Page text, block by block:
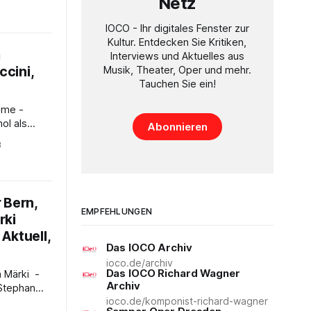
Hänsel
Bern,
IOCO - Ihr digitales Fenster zur
Kultur. Entdecken Sie Kritiken,
Interviews und Aktuelles aus
Musik, Theater, Oper und mehr.
Tauchen Sie ein!
Abonnieren
EMPFEHLUNGEN
Das IOCO Archiv
ioco.de/archiv
Das IOCO Richard Wagner
Archiv
ioco.de/komponist-richard-wagner